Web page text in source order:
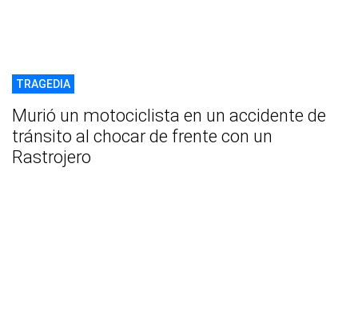
TRAGEDIA
Murió un motociclista en un accidente de
tránsito al chocar de frente con un
Rastrojero